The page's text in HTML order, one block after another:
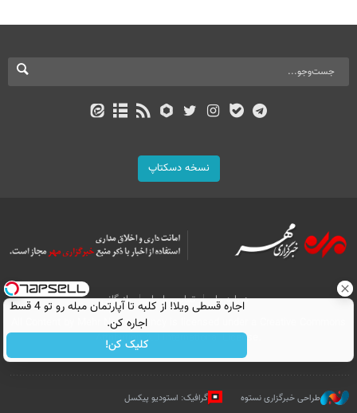
نسخه دسکتاپ
درباره ما تماس با ما
بازرگانی
All Content by Mehr News Agency is licensed under a Creative Commons
Attribution 4.0 International License.
طراحی خبرگزاری نستوه گرافیک: استودیو پیکسل
اجاره‌ قسطی ویلا! از کلبه تا آپارتمان مبله رو تو 4 قسط
اجاره کن.
کلیک کن!